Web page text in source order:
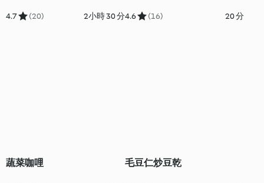
4.7 (20) 2小時 30 分4.6 (16) 20 分
蔬菜咖哩 毛豆仁炒豆乾